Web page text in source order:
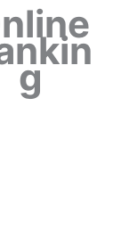
g